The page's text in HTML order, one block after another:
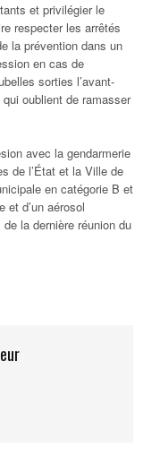
et privilégier le
respecter les arrêtés
la prévention dans un
en cas de
sorties l’avant-
oublient de ramasser
avec la gendarmerie
de l’État et la Ville de
en catégorie B et
et d’un aérosol
la dernière réunion du